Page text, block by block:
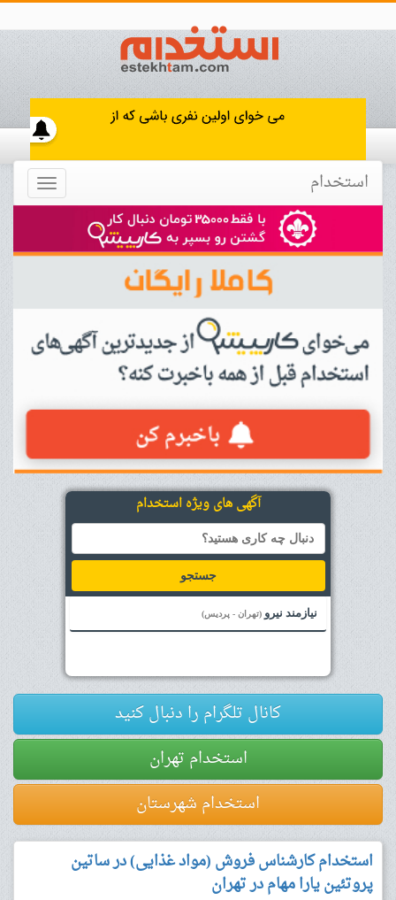
Toggle استخدام
آگهی های ویژه استخدام
جستجو
نیازمند نیرو (تهران - پردیس)
کانال تلگرام را دنبال کنید
استخدام تهران
استخدام شهرستان
استخدام کارشناس فروش (مواد غذایی) در ساتین
پروتئین یارا مهام در تهران